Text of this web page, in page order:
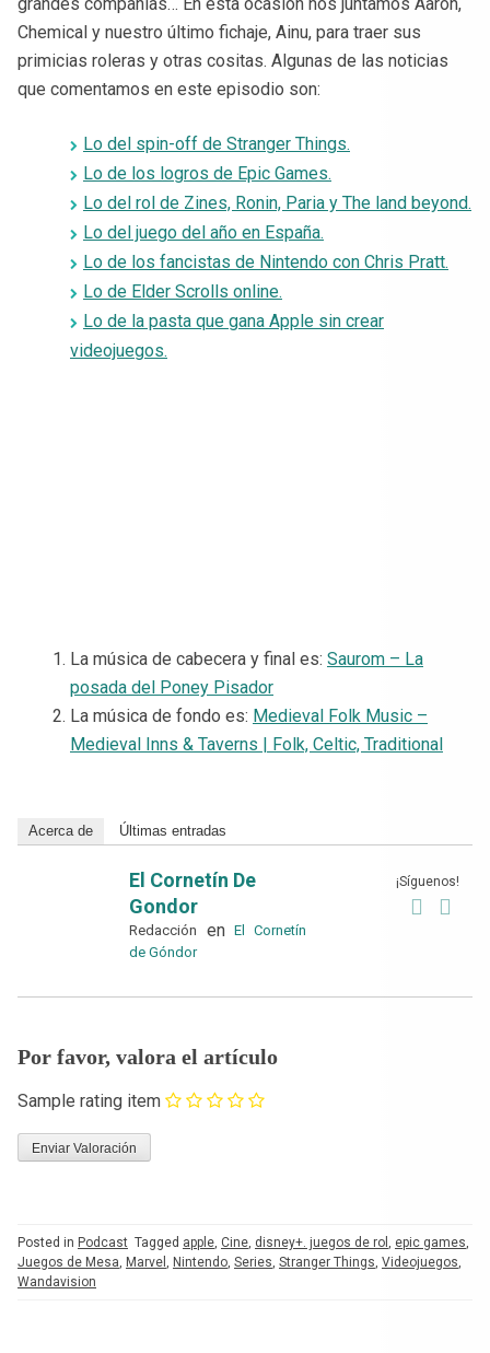
Chemical y nuestro último fichaje, Ainu, para traer sus
primicias roleras y otras cositas. Algunas de las noticias
que comentamos en este episodio son:
Lo del spin-off de Stranger Things.
Lo de los logros de Epic Games.
Lo del rol de Zines, Ronin, Paria y The land beyond.
Lo del juego del año en España.
Lo de los fancistas de Nintendo con Chris Pratt.
Lo de Elder Scrolls online.
Lo de la pasta que gana Apple sin crear
videojuegos.
La música de cabecera y final es: Saurom – La
posada del Poney Pisador
La música de fondo es: Medieval Folk Music –
Medieval Inns & Taverns | Folk, Celtic, Traditional
Acerca de Últimas entradas
¡Síguenos!
El Cornetín De
Gondor
Redacción enEl Cornetín
de Góndor
Por favor, valora el artículo
Sample rating item
Posted in Podcast Tagged apple, Cine, disney+. juegos de rol , epic games,
Juegos de Mesa, Marvel , Nintendo, Series, Stranger Things, Videojuegos,
Wandavision